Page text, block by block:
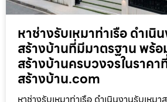
หาช่างรับเหมาท่าเรือ ดำเนิ
สร้างบ้านที่มีมาตรฐาน พร้อ
สร้างบ้านครบวงจรในราคา
สร้างบ้าน.com